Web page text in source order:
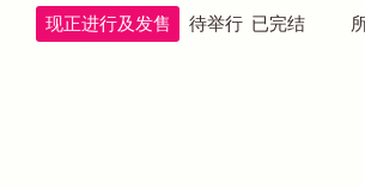
现正进行及发售 待举行 已完结